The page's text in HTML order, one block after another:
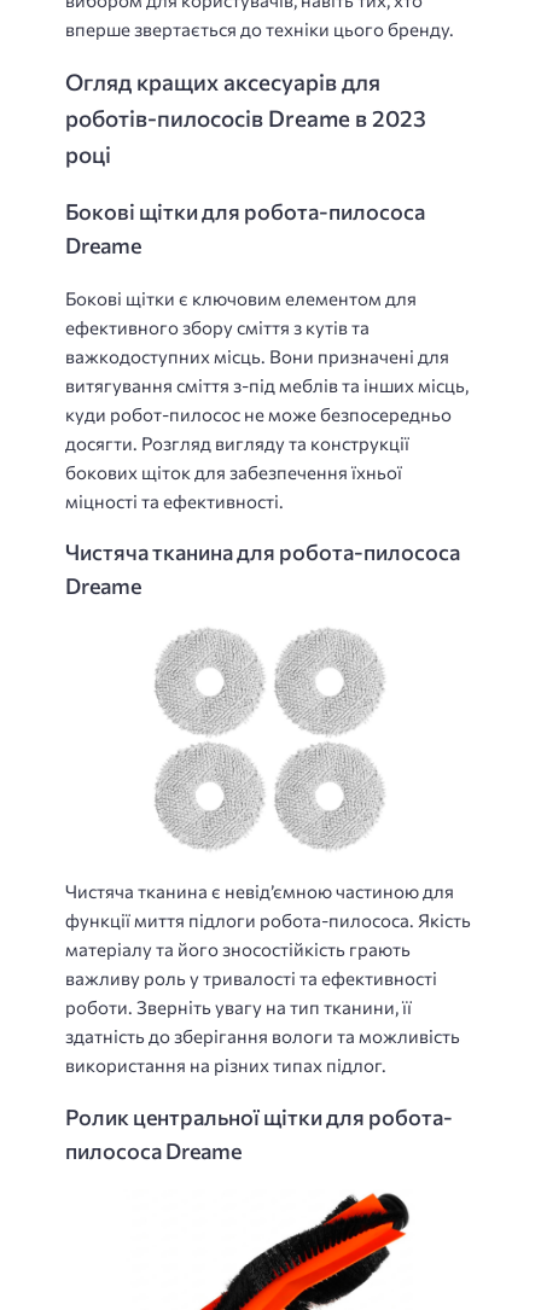
вперше звертається до техніки цього бренду.
Огляд кращих аксесуарів для
роботів-пилососів Dreame в 2023
році
Бокові щітки для робота-пилососа
Dreame
Бокові щітки є ключовим елементом для
ефективного збору сміття з кутів та
важкодоступних місць. Вони призначені для
витягування сміття з-під меблів та інших місць,
куди робот-пилосос не може безпосередньо
досягти. Розгляд вигляду та конструкції
бокових щіток для забезпечення їхньої
міцності та ефективності.
Чистяча тканина для робота-пилососа
Dreame
Чистяча тканина є невід’ємною частиною для
функції миття підлоги робота-пилососа. Якість
матеріалу та його зносостійкість грають
важливу роль у тривалості та ефективності
роботи. Зверніть увагу на тип тканини, її
здатність до зберігання вологи та можливість
використання на різних типах підлог.
Ролик центральної щітки для робота-
пилососа Dreame